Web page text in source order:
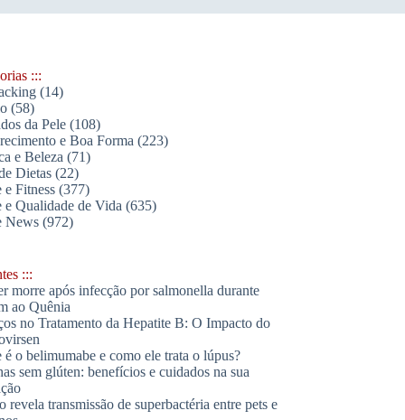
:::
(14)
(58)
da Pele(108)
e Boa Forma (223)
e Beleza (71)
Dietas(22)
e Fitness(377)
e Qualidade de Vida (635)
News(972)
:::
morre após infecção por salmonella durante
ao Quênia
no Tratamento da Hepatite B: O Impacto do
é o belimumabe e como ele trata o lúpus?
sem glúten: benefícios e cuidados na sua
revela transmissão de superbactéria entre pets e